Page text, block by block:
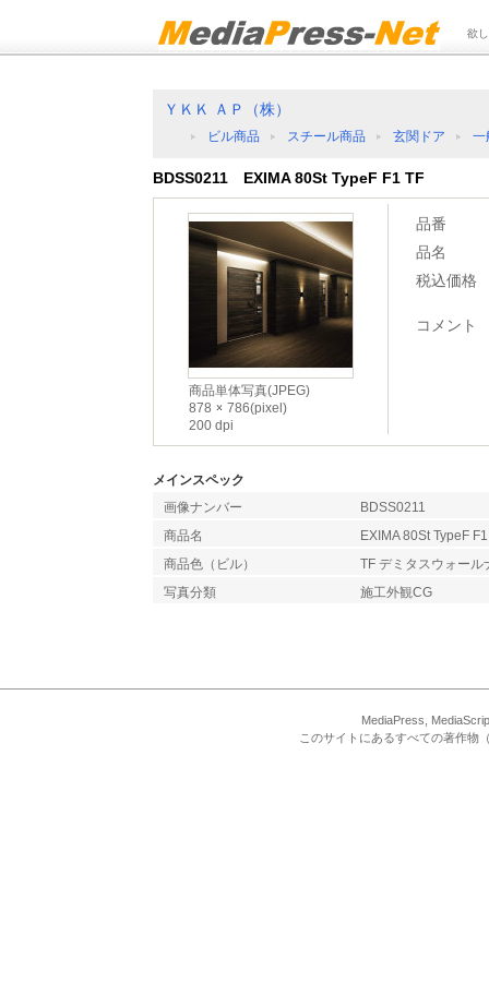
欲
ＹＫＫ ＡＰ（株）
ビル商品 スチール商品 玄関ドア 一
BDSS0211 EXIMA 80St TypeF F1 TF
商品単体写真(JPEG)
878
786(pixel)
200 dpi
品番
品名
税込価格
コメント
メインスペック
画像ナンバー
BDSS0211
商品名
EXIMA 80St TypeF
商品色（ビル）
TF デミタスウォール
写真分類
施工外観CG
MediaPress,
このサイトにあるすべての著作物